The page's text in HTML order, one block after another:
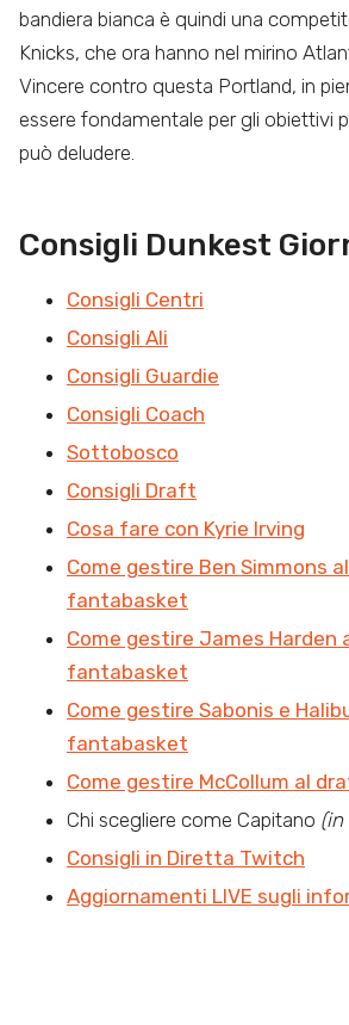
bandiera bianca è quindi una
Knicks, che ora hanno nel mirino
Vincere contro questa Portland, in
essere fondamentale per gli obiettivi
può deludere.
Consigli Dunkest
Consigli Centri
Consigli Ali
Consigli Guardie
Consigli Coach
Sottobosco
Consigli Draft
Cosa fare con Kyrie Irving
Come gestire Ben Simmons
fantabasket
Come gestire James Harden
fantabasket
Come gestire Sabonis e
fantabasket
Come gestire McCollum al
Chi scegliere come Capitano (in
Consigli in Diretta Twitch
Aggiornamenti LIVE sugli